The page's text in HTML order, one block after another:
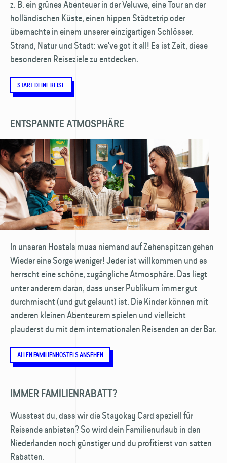
z. B. ein grünes Abenteuer in der Veluwe, eine Tour an der
holländischen Küste, einen hippen Städtetrip oder
übernachte in einem unserer einzigartigen Schlösser.
Strand, Natur und Stadt: we've got it all! Es ist Zeit, diese
besonderen Reiseziele zu entdecken.
START DEINE REISE
ENTSPANNTE ATMOSPHÄRE
In unseren Hostels muss niemand auf Zehenspitzen gehen
Wieder eine Sorge weniger! Jeder ist willkommen und es
herrscht eine schöne, zugängliche Atmosphäre. Das liegt
unter anderem daran, dass unser Publikum immer gut
durchmischt (und gut gelaunt) ist. Die Kinder können mit
anderen kleinen Abenteurern spielen und vielleicht
plauderst du mit dem internationalen Reisenden an der Bar.
ALLEN FAMILIENHOSTELS ANSEHEN
IMMER FAMILIENRABATT?
Wusstest du, dass wir die Stayokay Card speziell für
Reisende anbieten? So wird dein Familienurlaub in den
Niederlanden noch günstiger und du profitierst von satten
Rabatten.